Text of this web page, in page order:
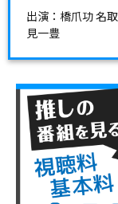
出演：橋爪功 名
見一豊